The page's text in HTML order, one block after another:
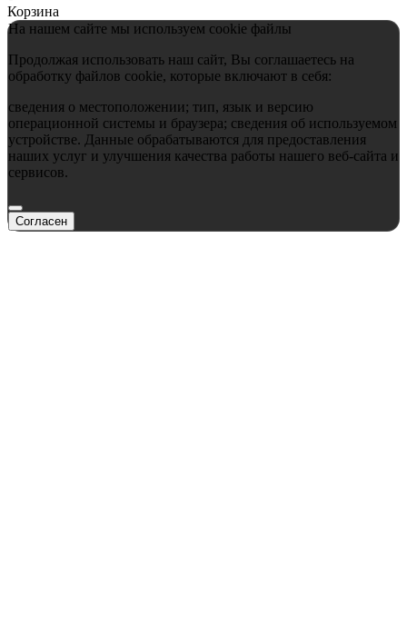
Корзина
На нашем сайте мы используем cookie файлы
Продолжая использовать наш сайт, Вы соглашаетесь на
обработку файлов cookie, которые включают в себя:
сведения о местоположении; тип, язык и версию
операционной системы и браузера; сведения об используемом
устройстве. Данные обрабатываются для предоставления
наших услуг и улучшения качества работы нашего веб-сайта и
сервисов.
Согласен